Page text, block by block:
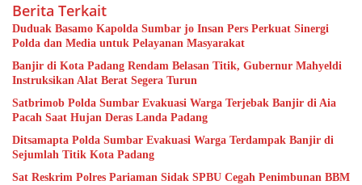
Berita Terkait
Duduak Basamo Kapolda Sumbar jo Insan Pers Perkuat Sinergi
Polda dan Media untuk Pelayanan Masyarakat
Banjir di Kota Padang Rendam Belasan Titik, Gubernur Mahyeldi
Instruksikan Alat Berat Segera Turun
Satbrimob Polda Sumbar Evakuasi Warga Terjebak Banjir di Aia
Pacah Saat Hujan Deras Landa Padang
Ditsamapta Polda Sumbar Evakuasi Warga Terdampak Banjir di
Sejumlah Titik Kota Padang
Sat Reskrim Polres Pariaman Sidak SPBU Cegah Penimbunan BBM